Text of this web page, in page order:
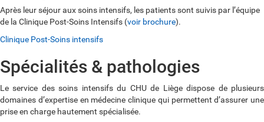
Après leur séjour aux soins intensifs, les patients sont suivis par l’équipe
de la Clinique Post-Soins Intensifs (voir brochure).
Clinique Post-Soins intensifs
Spécialités & pathologies
Le service des soins intensifs du CHU de Liège dispose de plusieurs
domaines d’expertise en médecine clinique qui permettent d’assurer une
prise en charge hautement spécialisée.